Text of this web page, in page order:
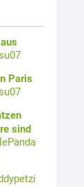
Paris
sind